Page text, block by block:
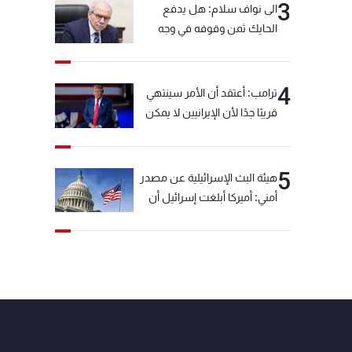
3الى نواف سلام: هل يدفع
الحايك ثمن وقوفه في وجه
4ترامب: أعتقد أن الأمر سينتهي
قريبًا جدًا لأن الإيرانيين لا يمكن
5هيئة البث الإسرائيلية عن مصدر
أمني: أميركا أبلغت إسرائيل أن